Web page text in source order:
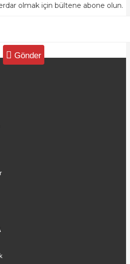
olmak için bültene abone olun.
Gönder